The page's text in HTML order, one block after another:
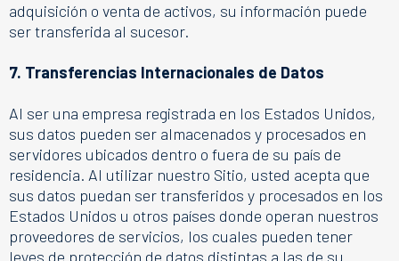
adquisición o venta de activos, su información puede
ser transferida al sucesor.
7. Transferencias Internacionales de Datos
Al ser una empresa registrada en los Estados Unidos,
sus datos pueden ser almacenados y procesados en
servidores ubicados dentro o fuera de su país de
residencia. Al utilizar nuestro Sitio, usted acepta que
sus datos puedan ser transferidos y procesados en los
Estados Unidos u otros países donde operan nuestros
proveedores de servicios, los cuales pueden tener
leyes de protección de datos distintas a las de su